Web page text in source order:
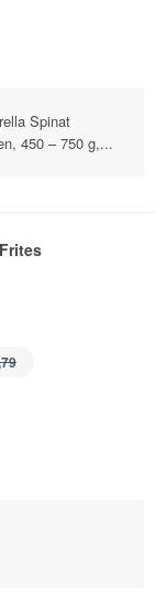
Spinat
450 – 750 g,...